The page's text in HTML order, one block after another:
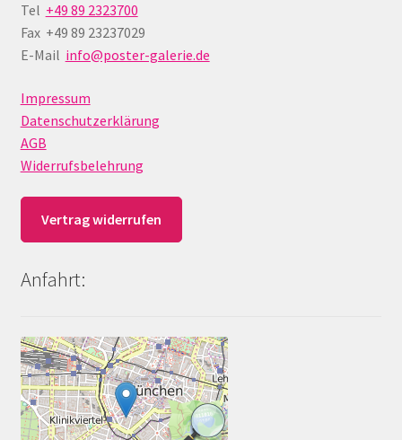
Tel +49 89 2323700
Fax +49 89 23237029
E-Mail info@poster-galerie.de
Impressum
Datenschutzerklärung
AGB
Widerrufsbelehrung
Vertrag widerrufen
Anfahrt: